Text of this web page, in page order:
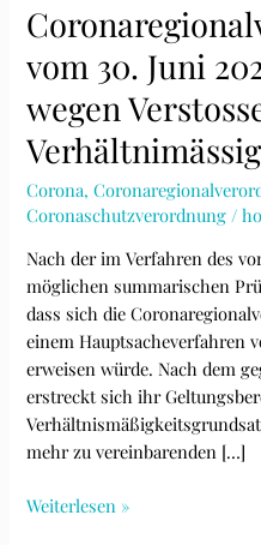
vom 30. Juni
wegen
Corona,
Coronaschutzverordnung /
Nach der im Verfahren des
möglichen summarischen
dass sich die
einem Hauptsacheverfahren
erweisen würde. Nach dem
erstreckt sich ihr
mehr zu vereinbarenden […]
Coronaregionalverordnung
Weiterlesen »